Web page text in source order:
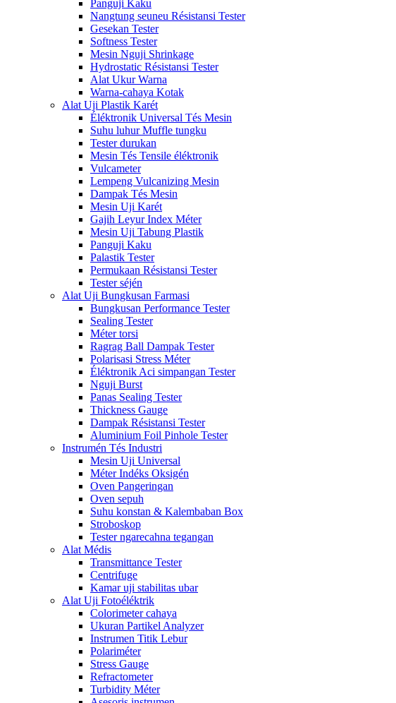
Panguji Kaku
Nangtung seuneu Résistansi Tester
Gesekan Tester
Softness Tester
Mesin Nguji Shrinkage
Hydrostatic Résistansi Tester
Alat Ukur Warna
Warna-cahaya Kotak
Alat Uji Plastik Karét
Éléktronik Universal Tés Mesin
Suhu luhur Muffle tungku
Tester durukan
Mesin Tés Tensile éléktronik
Vulcameter
Lempeng Vulcanizing Mesin
Dampak Tés Mesin
Mesin Uji Karét
Gajih Leyur Index Méter
Mesin Uji Tabung Plastik
Panguji Kaku
Palastik Tester
Permukaan Résistansi Tester
Tester séjén
Alat Uji Bungkusan Farmasi
Bungkusan Performance Tester
Sealing Tester
Méter torsi
Ragrag Ball Dampak Tester
Polarisasi Stress Méter
Éléktronik Aci simpangan Tester
Nguji Burst
Panas Sealing Tester
Thickness Gauge
Dampak Résistansi Tester
Aluminium Foil Pinhole Tester
Instrumén Tés Industri
Mesin Uji Universal
Méter Indéks Oksigén
Oven Pangeringan
Oven sepuh
Suhu konstan & Kalembaban Box
Stroboskop
Tester ngarecahna tegangan
Alat Médis
Transmittance Tester
Centrifuge
Kamar uji stabilitas ubar
Alat Uji Fotoéléktrik
Colorimeter cahaya
Ukuran Partikel Analyzer
Instrumen Titik Lebur
Polariméter
Stress Gauge
Refractometer
Turbidity Méter